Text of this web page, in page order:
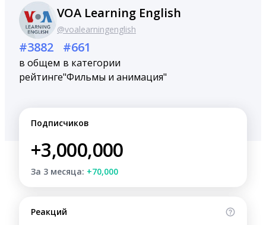
VOA Learning English
@voalearningenglish
#3882
в общем
рейтинге
#661
в категории
"Фильмы и анимация"
Подписчиков
+3,000,000
За 3 месяца: +70,000
Реакций